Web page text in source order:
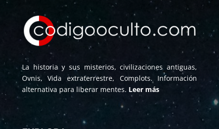
La historia y sus misterios, civilizaciones antiguas,
Ovnis, Vida extraterrestre, Complots. Información
alternativa para liberar mentes. Leer más